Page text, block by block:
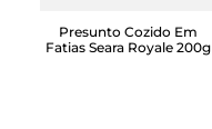
Presunto Cozido Em
Fatias Seara Royale 200g